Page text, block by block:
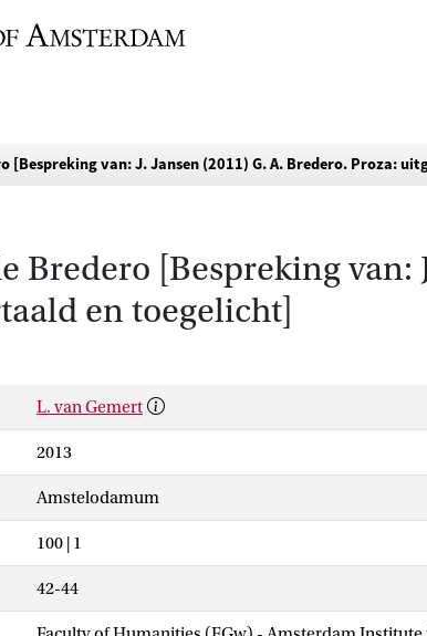
[Bespreking van: J. Jansen (2011) G. A. Bredero. Proza:
Bredero [Bespreking van:
en toegelicht]
L. van Gemert
2013
Amstelodamum
100 | 1
42-44